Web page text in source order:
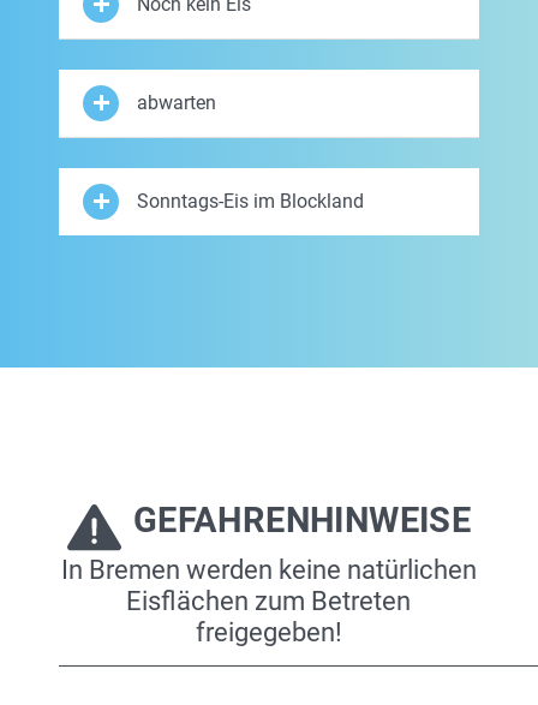
abwarten
Sonntags-Eis im Blockland
GEFAHRENHINWEISE
In Bremen werden keine natürlichen
Eisflächen zum Betreten
freigegeben!